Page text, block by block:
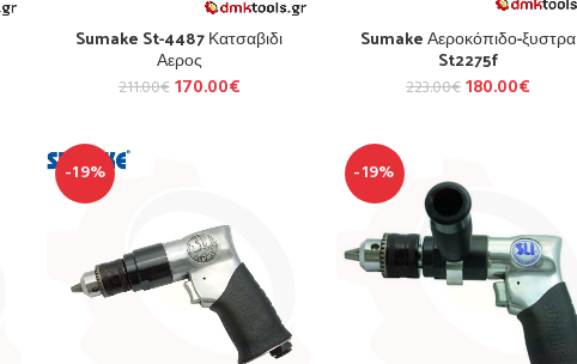
Sumake St-4487 Κατσαβιδι
Αερος
211.00€170.00€
Sumake Αεροκόπιδο-ξυστρα
St2275f
223.00€180.00€
-19% -19%